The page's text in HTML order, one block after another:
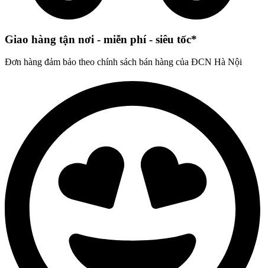
Giao hàng tận nơi - miễn phí - siêu tốc*
Đơn hàng đảm bảo theo chính sách bán hàng của ĐCN Hà Nội